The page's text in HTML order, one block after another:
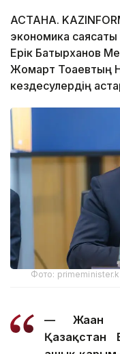
АСТАНА.
экономика саясаты
Ерік Батырханов
Жомарт Тоқаевтың
кездесулердің
Фото:
— Жаһан